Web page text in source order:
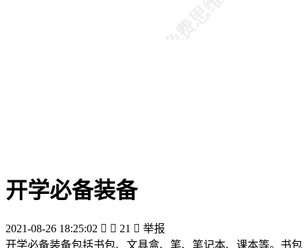
开学必备装备
2021-08-26 18:25:02   21  举报
开学必备装备包括书包、文具盒、笔、笔记本、课本等。书包